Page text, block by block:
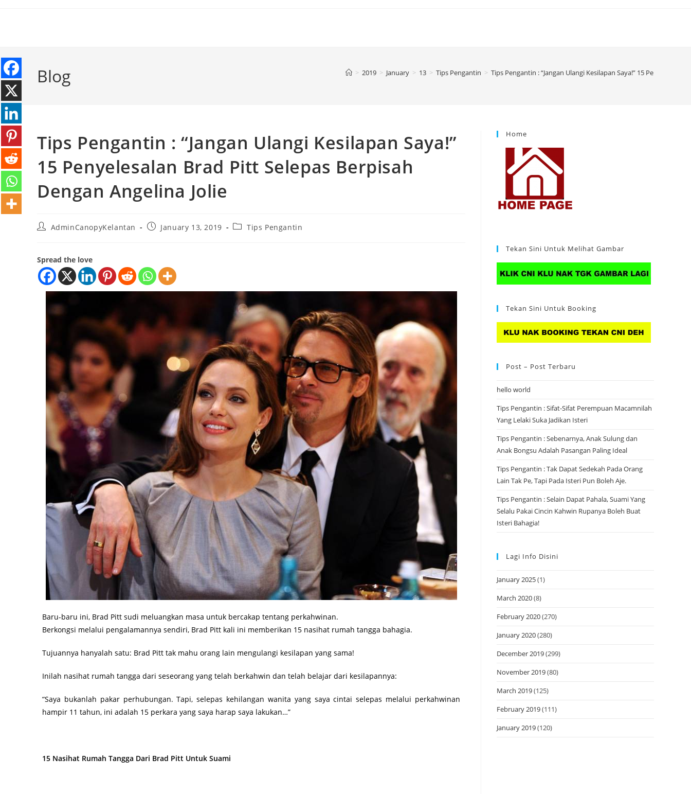
Blog > 2019 > January > 13 > Tips Pengantin > Tips Pengantin : “Jangan Ulangi Kesilapan Saya!” 15
Tips Pengantin : “Jangan Ulangi Kesilapan Saya!”
15 Penyelesalan Brad Pitt Selepas Berpisah
Dengan Angelina Jolie
AdminCanopyKelantan January 13, 2019 Tips Pengantin
Spread the love
Baru-baru ini, Brad Pitt sudi meluangkan masa untuk bercakap tentang perkahwinan.
Berkongsi melalui pengalamannya sendiri, Brad Pitt kali ini memberikan 15 nasihat rumah tangga bahagia.
Tujuannya hanyalah satu: Brad Pitt tak mahu orang lain mengulangi kesilapan yang sama!
Inilah nasihat rumah tangga dari seseorang yang telah berkahwin dan telah belajar dari kesilapannya:
“Saya bukanlah pakar perhubungan. Tapi, selepas kehilangan wanita yang saya cintai selepas melalui perkahwinan
hampir 11 tahun, ini adalah 15 perkara yang saya harap saya lakukan…”
15 Nasihat Rumah Tangga Dari Brad Pitt Untuk Suami
Home
Tekan Sini Untuk Melihat Gambar
Tekan Sini Untuk Booking
Post – Post Terbaru
hello world
Tips Pengantin : Sifat-Sifat Perempuan Macamnilah
Yang Lelaki Suka Jadikan Isteri
Tips Pengantin : Sebenarnya, Anak Sulung dan
Anak Bongsu Adalah Pasangan Paling Ideal
Tips Pengantin : Tak Dapat Sedekah Pada Orang
Lain Tak Pe, Tapi Pada Isteri Pun Boleh Aje.
Tips Pengantin : Selain Dapat Pahala, Suami Yang
Selalu Pakai Cincin Kahwin Rupanya Boleh Buat
Isteri Bahagia!
Lagi Info Disini
January 2025(1)
March 2020(8)
February 2020(270)
January 2020(280)
December 2019(299)
November 2019(80)
March 2019(125)
February 2019(111)
January 2019(120)